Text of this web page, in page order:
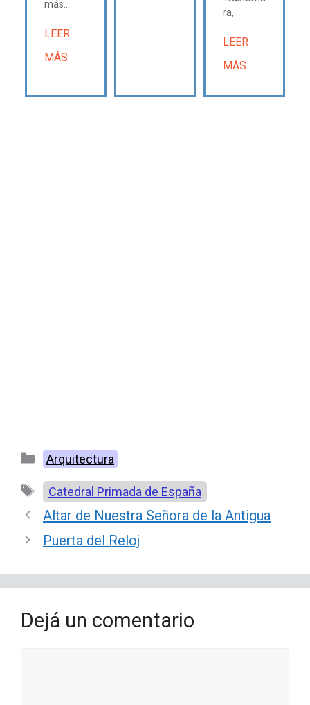
más...
LEER
MÁS
ra,...
LEER
MÁS
Categorías
Arquitectura
Etiquetas
Catedral Primada de España
Altar de Nuestra Señora de la Antigua
Puerta del Reloj
Dejá un comentario